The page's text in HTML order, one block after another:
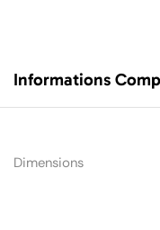
Informations
Dimensions